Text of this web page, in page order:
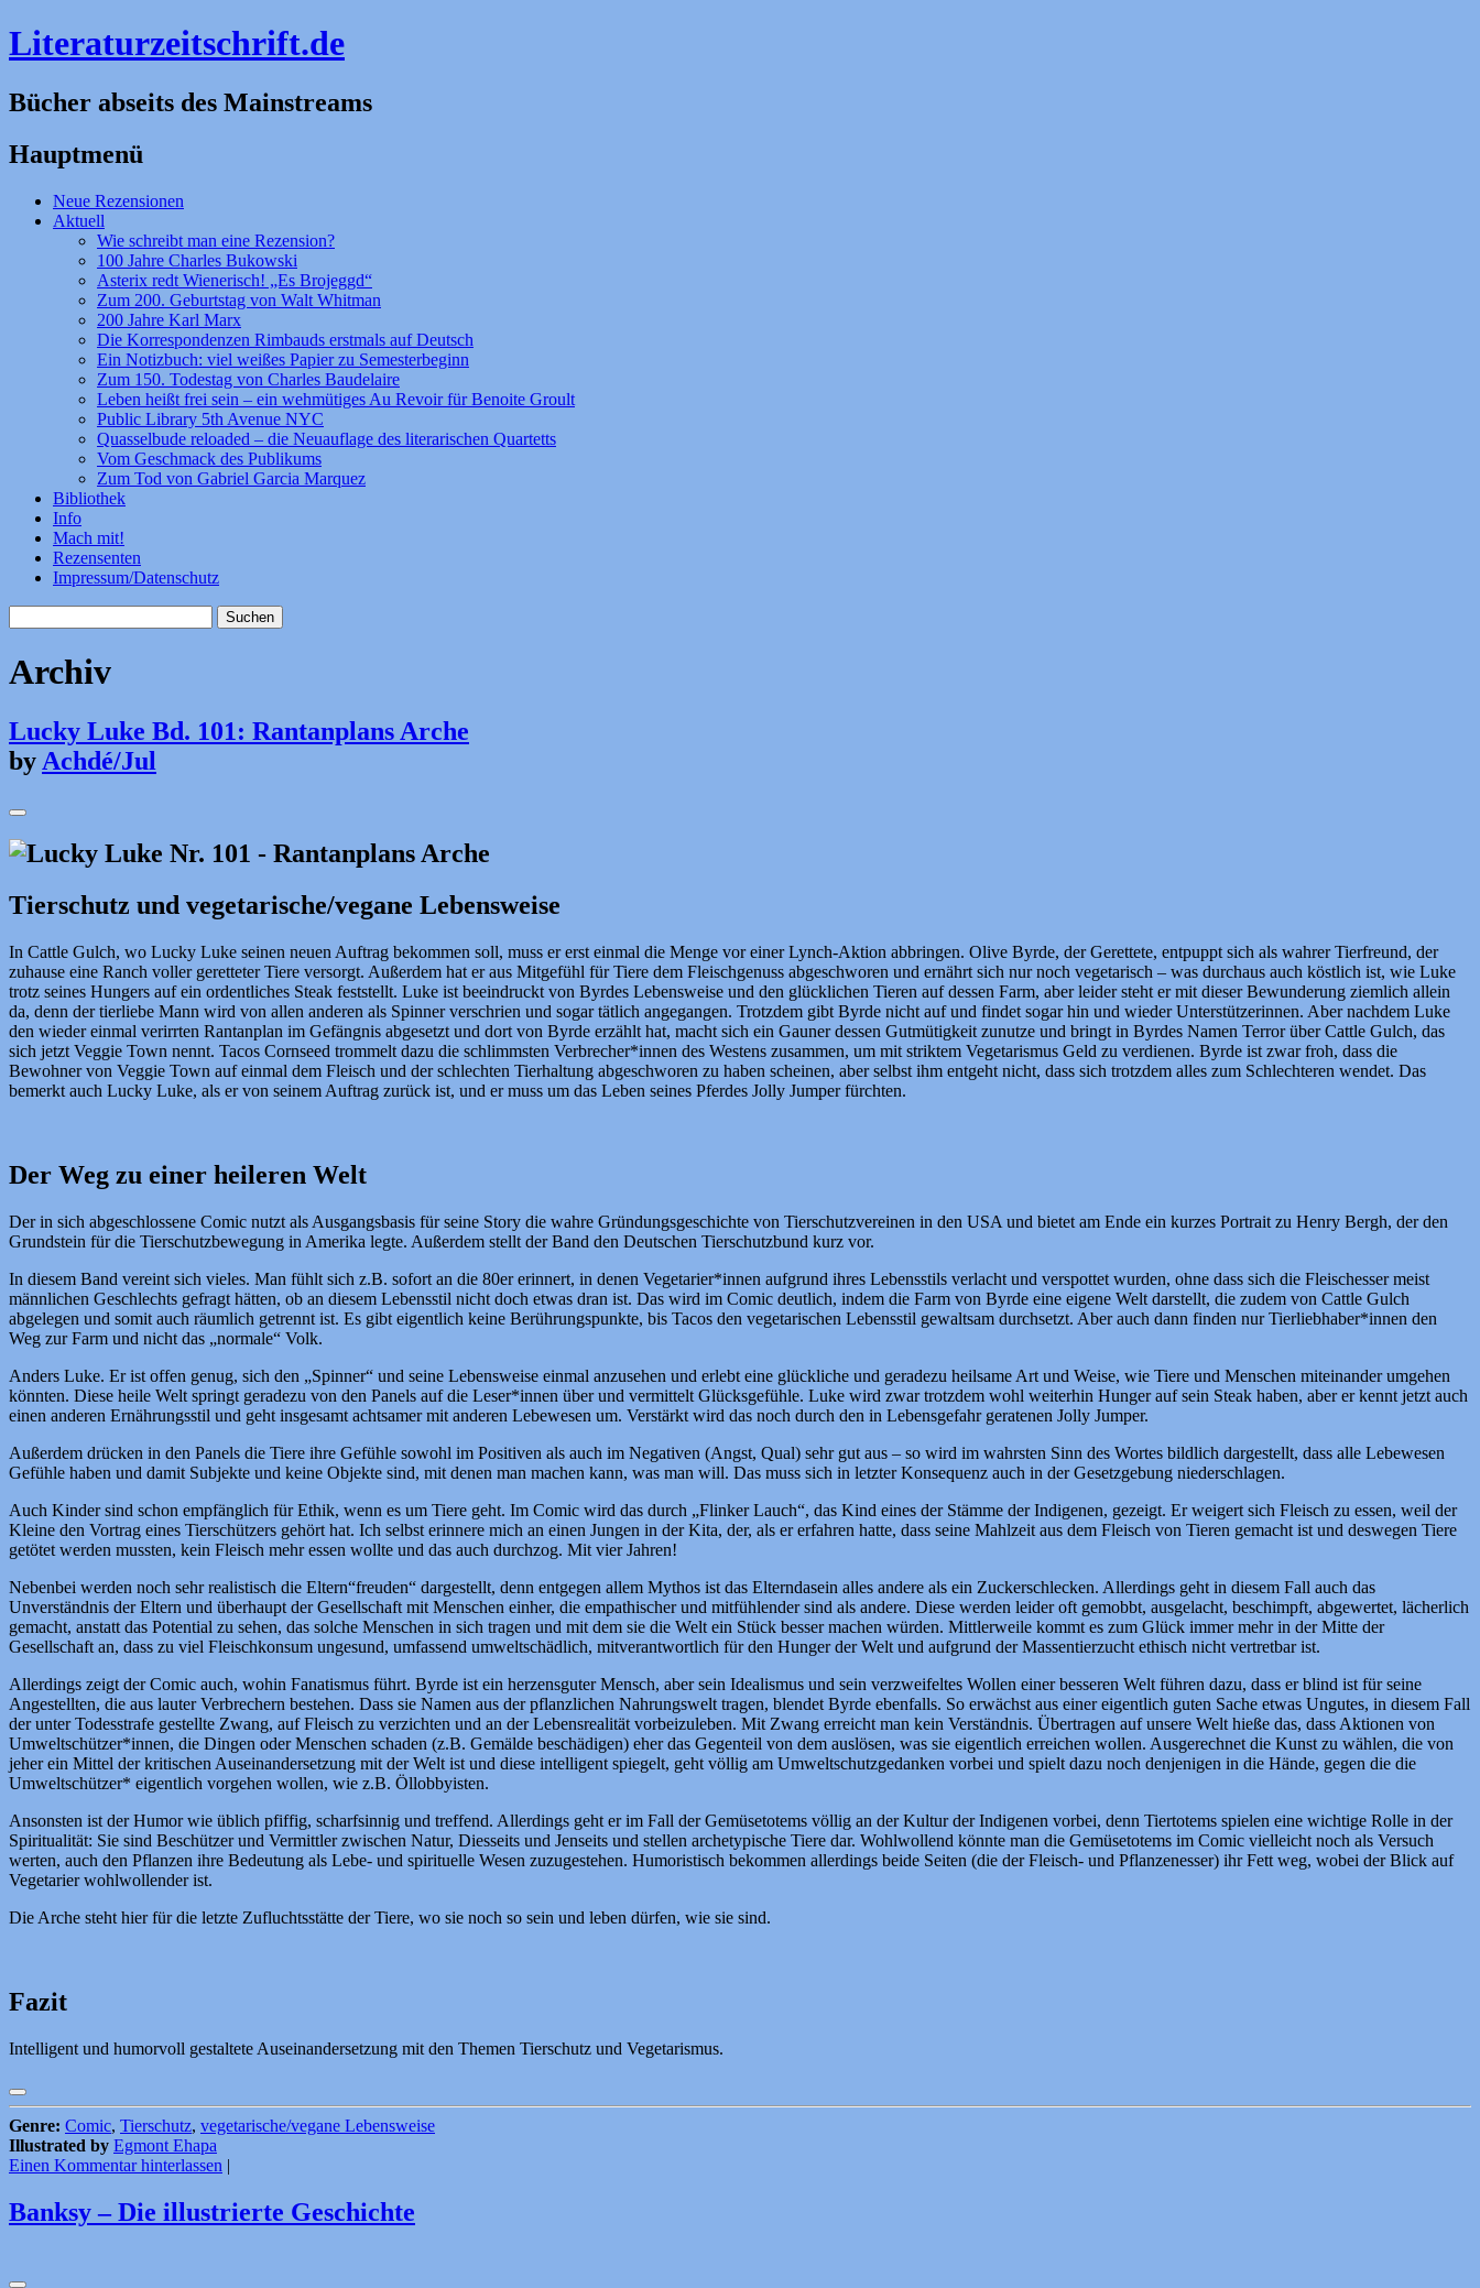
Literaturzeitschrift.de
Bücher abseits des Mainstreams
Hauptmenü
Zum
Inhalt
Neue Rezensionen
Aktuell
Wie schreibt man eine Rezension?
100 Jahre Charles Bukowski
Asterix redt Wienerisch! „Es Brojeggd“
Zum 200. Geburtstag von Walt Whitman
200 Jahre Karl Marx
Die Korrespondenzen Rimbauds erstmals auf Deutsch
Ein Notizbuch: viel weißes Papier zu Semesterbeginn
Zum 150. Todestag von Charles Baudelaire
Leben heißt frei sein – ein wehmütiges Au Revoir für Benoite Groult
Public Library 5th Avenue NYC
Quasselbude reloaded – die Neuauflage des literarischen Quartetts
Vom Geschmack des Publikums
Zum Tod von Gabriel Garcia Marquez
Bibliothek
Info
Mach mit!
Rezensenten
Impressum/Datenschutz
nach:
Archiv
Lucky Luke Bd. 101: Rantanplans Arche
by Achdé/Jul
Tierschutz und vegetarische/vegane Lebensweise
In Cattle Gulch, wo Lucky Luke seinen neuen Auftrag bekommen soll, muss er erst einmal die Menge vor einer Lynch-Aktion abbringen. Olive Byrde, der Gerettete, entpuppt sich als wahrer Tierfreund, der
zuhause eine Ranch voller geretteter Tiere versorgt. Außerdem hat er aus Mitgefühl für Tiere dem Fleischgenuss abgeschworen und ernährt sich nur noch vegetarisch – was durchaus auch köstlich ist, wie Luke
trotz seines Hungers auf ein ordentliches Steak feststellt. Luke ist beeindruckt von Byrdes Lebensweise und den glücklichen Tieren auf dessen Farm, aber leider steht er mit dieser Bewunderung ziemlich allein
da, denn der tierliebe Mann wird von allen anderen als Spinner verschrien und sogar tätlich angegangen. Trotzdem gibt Byrde nicht auf und findet sogar hin und wieder Unterstützerinnen. Aber nachdem Luke
den wieder einmal verirrten Rantanplan im Gefängnis abgesetzt und dort von Byrde erzählt hat, macht sich ein Gauner dessen Gutmütigkeit zunutze und bringt in Byrdes Namen Terror über Cattle Gulch, das
sich jetzt Veggie Town nennt. Tacos Cornseed trommelt dazu die schlimmsten Verbrecher*innen des Westens zusammen, um mit striktem Vegetarismus Geld zu verdienen. Byrde ist zwar froh, dass die
Bewohner von Veggie Town auf einmal dem Fleisch und der schlechten Tierhaltung abgeschworen zu haben scheinen, aber selbst ihm entgeht nicht, dass sich trotzdem alles zum Schlechteren wendet. Das
bemerkt auch Lucky Luke, als er von seinem Auftrag zurück ist, und er muss um das Leben seines Pferdes Jolly Jumper fürchten.
Der Weg zu einer heileren Welt
Der in sich abgeschlossene Comic nutzt als Ausgangsbasis für seine Story die wahre Gründungsgeschichte von Tierschutzvereinen in den USA und bietet am Ende ein kurzes Portrait zu Henry Bergh, der den
Grundstein für die Tierschutzbewegung in Amerika legte. Außerdem stellt der Band den Deutschen Tierschutzbund kurz vor.
In diesem Band vereint sich vieles. Man fühlt sich z.B. sofort an die 80er erinnert, in denen Vegetarier*innen aufgrund ihres Lebensstils verlacht und verspottet wurden, ohne dass sich die Fleischesser meist
männlichen Geschlechts gefragt hätten, ob an diesem Lebensstil nicht doch etwas dran ist. Das wird im Comic deutlich, indem die Farm von Byrde eine eigene Welt darstellt, die zudem von Cattle Gulch
abgelegen und somit auch räumlich getrennt ist. Es gibt eigentlich keine Berührungspunkte, bis Tacos den vegetarischen Lebensstil gewaltsam durchsetzt. Aber auch dann finden nur Tierliebhaber*innen den
Weg zur Farm und nicht das „normale“ Volk.
Anders Luke. Er ist offen genug, sich den „Spinner“ und seine Lebensweise einmal anzusehen und erlebt eine glückliche und geradezu heilsame Art und Weise, wie Tiere und Menschen miteinander umgehen
könnten. Diese heile Welt springt geradezu von den Panels auf die Leser*innen über und vermittelt Glücksgefühle. Luke wird zwar trotzdem wohl weiterhin Hunger auf sein Steak haben, aber er kennt jetzt auch
einen anderen Ernährungsstil und geht insgesamt achtsamer mit anderen Lebewesen um. Verstärkt wird das noch durch den in Lebensgefahr geratenen Jolly Jumper.
Außerdem drücken in den Panels die Tiere ihre Gefühle sowohl im Positiven als auch im Negativen (Angst, Qual) sehr gut aus – so wird im wahrsten Sinn des Wortes bildlich dargestellt, dass alle Lebewesen
Gefühle haben und damit Subjekte und keine Objekte sind, mit denen man machen kann, was man will. Das muss sich in letzter Konsequenz auch in der Gesetzgebung niederschlagen.
Auch Kinder sind schon empfänglich für Ethik, wenn es um Tiere geht. Im Comic wird das durch „Flinker Lauch“, das Kind eines der Stämme der Indigenen, gezeigt. Er weigert sich Fleisch zu essen, weil der
Kleine den Vortrag eines Tierschützers gehört hat. Ich selbst erinnere mich an einen Jungen in der Kita, der, als er erfahren hatte, dass seine Mahlzeit aus dem Fleisch von Tieren gemacht ist und deswegen Tiere
getötet werden mussten, kein Fleisch mehr essen wollte und das auch durchzog. Mit vier Jahren!
Nebenbei werden noch sehr realistisch die Eltern“freuden“ dargestellt, denn entgegen allem Mythos ist das Elterndasein alles andere als ein Zuckerschlecken. Allerdings geht in diesem Fall auch das
Unverständnis der Eltern und überhaupt der Gesellschaft mit Menschen einher, die empathischer und mitfühlender sind als andere. Diese werden leider oft gemobbt, ausgelacht, beschimpft, abgewertet, lächerlich
gemacht, anstatt das Potential zu sehen, das solche Menschen in sich tragen und mit dem sie die Welt ein Stück besser machen würden. Mittlerweile kommt es zum Glück immer mehr in der Mitte der
Gesellschaft an, dass zu viel Fleischkonsum ungesund, umfassend umweltschädlich, mitverantwortlich für den Hunger der Welt und aufgrund der Massentierzucht ethisch nicht vertretbar ist.
Allerdings zeigt der Comic auch, wohin Fanatismus führt. Byrde ist ein herzensguter Mensch, aber sein Idealismus und sein verzweifeltes Wollen einer besseren Welt führen dazu, dass er blind ist für seine
Angestellten, die aus lauter Verbrechern bestehen. Dass sie Namen aus der pflanzlichen Nahrungswelt tragen, blendet Byrde ebenfalls. So erwächst aus einer eigentlich guten Sache etwas Ungutes, in diesem Fall
der unter Todesstrafe gestellte Zwang, auf Fleisch zu verzichten und an der Lebensrealität vorbeizuleben. Mit Zwang erreicht man kein Verständnis. Übertragen auf unsere Welt hieße das, dass Aktionen von
Umweltschützer*innen, die Dingen oder Menschen schaden (z.B. Gemälde beschädigen) eher das Gegenteil von dem auslösen, was sie eigentlich erreichen wollen. Ausgerechnet die Kunst zu wählen, die von
jeher ein Mittel der kritischen Auseinandersetzung mit der Welt ist und diese intelligent spiegelt, geht völlig am Umweltschutzgedanken vorbei und spielt dazu noch denjenigen in die Hände, gegen die die
Umweltschützer* eigentlich vorgehen wollen, wie z.B. Öllobbyisten.
Ansonsten ist der Humor wie üblich pfiffig, scharfsinnig und treffend. Allerdings geht er im Fall der Gemüsetotems völlig an der Kultur der Indigenen vorbei, denn Tiertotems spielen eine wichtige Rolle in der
Spiritualität: Sie sind Beschützer und Vermittler zwischen Natur, Diesseits und Jenseits und stellen archetypische Tiere dar. Wohlwollend könnte man die Gemüsetotems im Comic vielleicht noch als Versuch
werten, auch den Pflanzen ihre Bedeutung als Lebe- und spirituelle Wesen zuzugestehen. Humoristisch bekommen allerdings beide Seiten (die der Fleisch- und Pflanzenesser) ihr Fett weg, wobei der Blick auf
Vegetarier wohlwollender ist.
Die Arche steht hier für die letzte Zufluchtsstätte der Tiere, wo sie noch so sein und leben dürfen, wie sie sind.
Fazit
Intelligent und humorvoll gestaltete Auseinandersetzung mit den Themen Tierschutz und Vegetarismus.
Genre: Comic, Tierschutz, vegetarische/vegane Lebensweise
Illustrated by Egmont Ehapa
Einen Kommentar hinterlassen |
Banksy – Die illustrierte Geschichte